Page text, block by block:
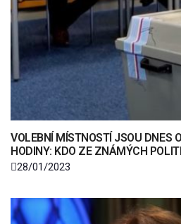
VOLEBNÍ MÍSTNOSTÍ JSOU DNES
HODINY: KDO ZE ZNÁMÝCH
28/01/2023